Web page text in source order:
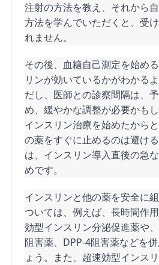
注射の方法を教え、それから
方法を学んでいただくと、受
れません。
その後、血糖自己測定を始め
リンが効いているかがわかる
だし、医師との診察間隔は、
め、緩やかな調整が必要かもし
インスリン治療を始めたから
の薬をすぐに止めるのは避け
は、インスリン導入直後の急
めです。
インスリンと他の薬を安全に
ついては、例えば、長時間作
効型インスリン分泌促進薬や
阻害薬、DPP-4阻害薬などを
ょう。また、超速効型インス